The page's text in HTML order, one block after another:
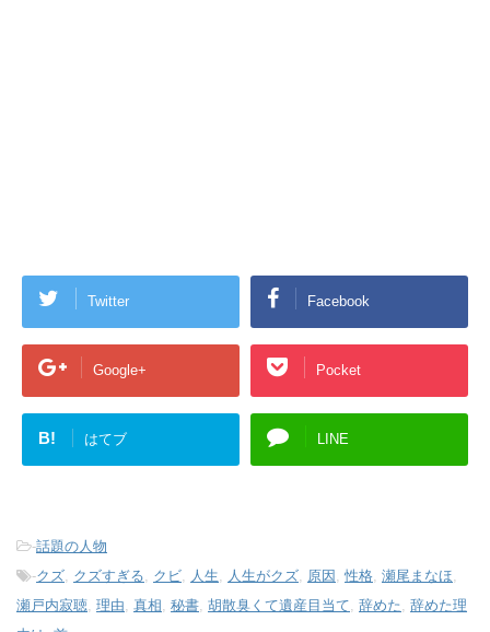
Twitter Facebook
Google+ Pocket
B! はてブ LINE
-話題の人物
-クズ クズすぎる クビ 人生 人生がクズ 原因 性格 瀬尾まなほ
瀬戸内寂聴 理由 真相 秘書 胡散臭くて遺産目当て 辞めた 辞めた理